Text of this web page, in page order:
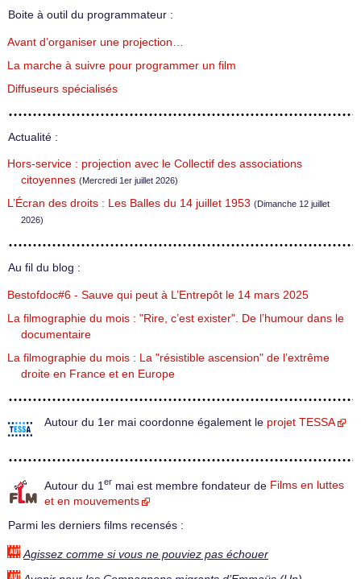
Boite à outil du programmateur :
Avant d’organiser une projection…
La marche à suivre pour programmer un film
Diffuseurs spécialisés
Actualité :
Hors-service : projection avec le Collectif des associations
citoyennes (Mercredi 1er juillet 2026)
L’Écran des droits : Les Balles du 14 juillet 1953 (Dimanche 12 juillet
2026)
Au fil du blog :
Bestofdoc#6 - Sauve qui peut à L’Entrepôt le 14 mars 2025
La filmographie du mois : "Rire, c’est exister". De l’humour dans le
documentaire
La filmographie du mois : La "résistible ascension" de l’extrême
droite en France et en Europe
Autour du 1er mai coordonne également le projet TESSA
Autour du 1 er mai est membre fondateur de Films en luttes
et en mouvements
Parmi les derniers films recensés :
Agissez comme si vous ne pouviez pas échouer